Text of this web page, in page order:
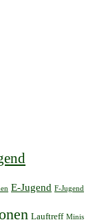
E-Jugend F-Jugend
Lauftreff Minis